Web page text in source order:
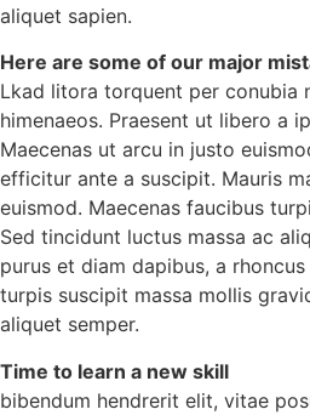
aliquet sapien.
Here are some of our major
Lkad litora torquent per conubia
himenaeos. Praesent ut libero a
Maecenas ut arcu in justo
efficitur ante a suscipit. Mauris
euismod. Maecenas faucibus
Sed tincidunt luctus massa ac
purus et diam dapibus, a
turpis suscipit massa mollis
aliquet semper.
Time to learn a new skill
bibendum hendrerit elit, vitae